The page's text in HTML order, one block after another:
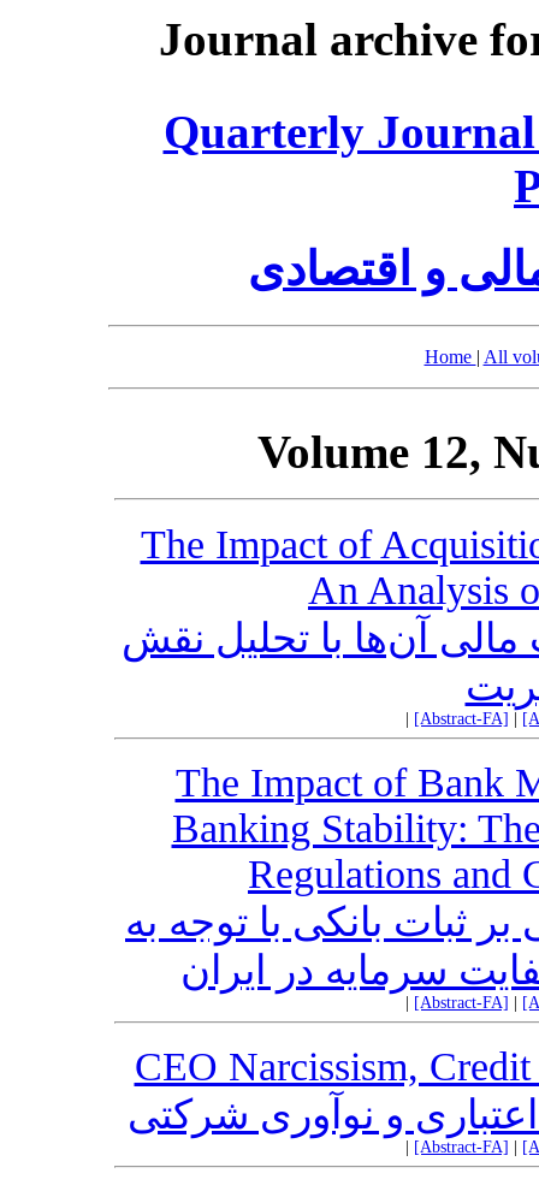
Journal archive
Quarterly
و اقتصادی
Home | All
Volume 12,
The Impact of
An Analysis
آن‌ها با تحلیل نقش
[Abstract-FA]
The Impact of Bank
Banking Stability:
Regulations and
ثبات بانکی با توجه به
سرمایه در ایران
[Abstract-FA]
CEO Narcissism,
و نوآوری شرکتی
[Abstract-FA]